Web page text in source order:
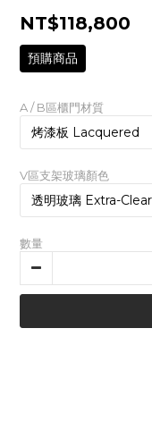
NT$118,800
預購商品
A / B區櫃門材質
V區支架玻璃顏色
數量